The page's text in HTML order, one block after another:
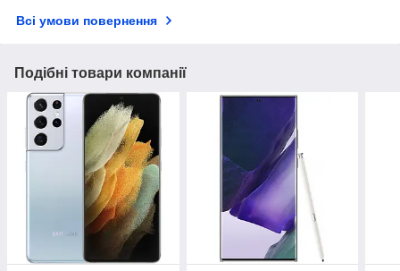
Всі умови повернення
Подібні товари компанії